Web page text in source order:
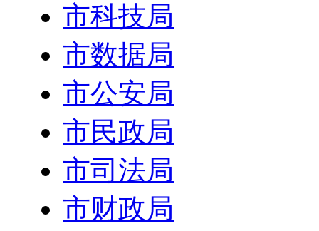
市科技局
市数据局
市公安局
市民政局
市司法局
市财政局